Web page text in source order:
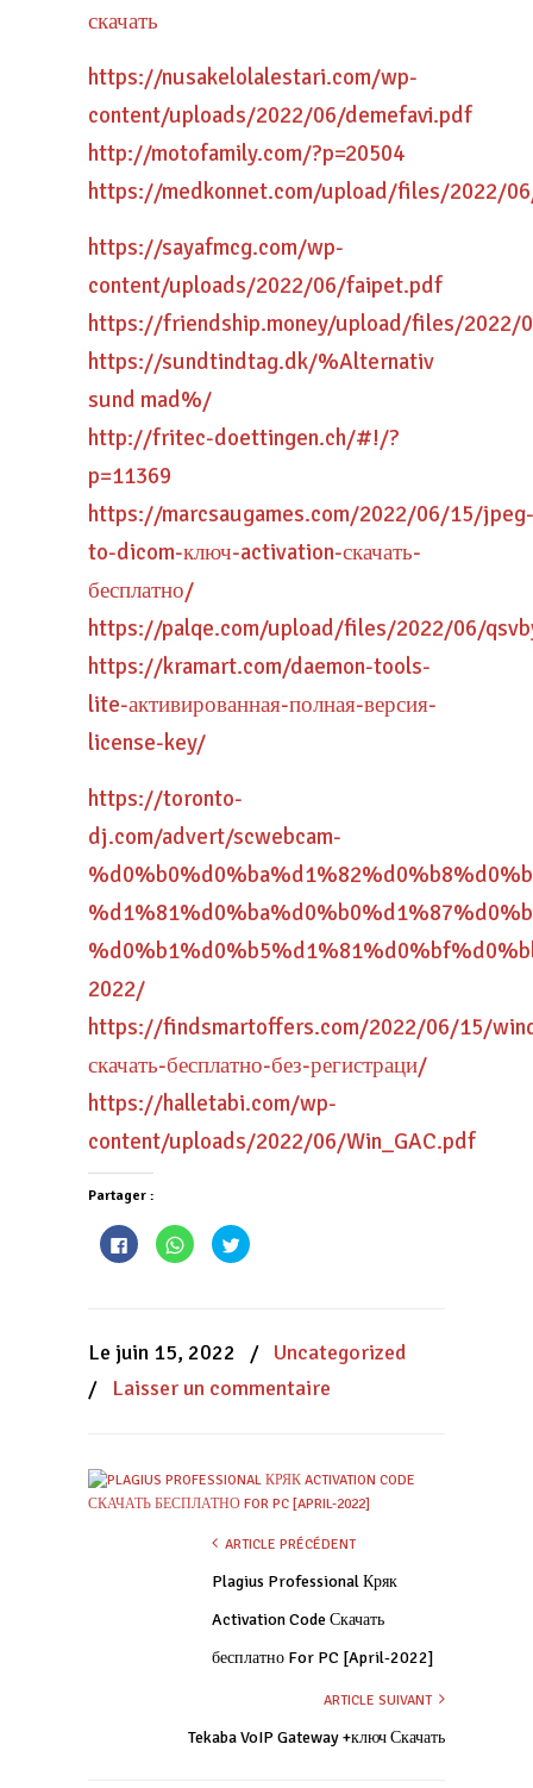
скачать
https://nusakelolalestari.com/wp-
content/uploads/2022/06/demefavi.pdf
http://motofamily.com/?p=20504
https://medkonnet.com/upload/files/2022/
https://sayafmcg.com/wp-
content/uploads/2022/06/faipet.pdf
https://friendship.money/upload/files/2022/
https://sundtindtag.dk/%Alternativ
sund mad%/
http://fritec-doettingen.ch/#!/?
p=11369
https://marcsaugames.com/2022/06/15/jpeg-
to-dicom-ключ-activation-скачать-
бесплатно/
https://palqe.com/upload/files/2022/06/
https://kramart.com/daemon-tools-
lite-активированная-полная-версия-
license-key/
https://toronto-
dj.com/advert/scwebcam-
2022/
https://findsmartoffers.com/2022/06/15/
скачать-бесплатно-без-регистраци/
https://halletabi.com/wp-
content/uploads/2022/06/Win_GAC.pdf
Partager :
Cliquez
pour
partager
fenêtre)
Cliquez
pour
partager
fenêtre)
Cliquez
pour
fenêtre)
Le juin 15, 2022 / Uncategorized
/ Laisser un commentaire
ARTICLE PRÉCÉDENT
Plagius Professional Кряк
Activation Code Скачать
бесплатно For PC [April-2022]
ARTICLE SUIVANT
Tekaba VoIP Gateway +ключ Скачать